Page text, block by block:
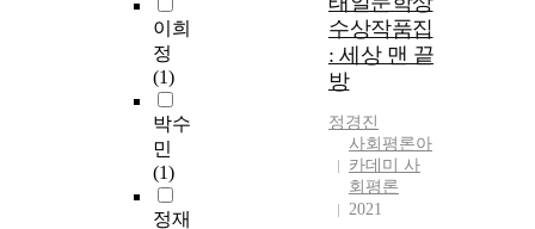
이희
정
(1)
박수
민
(1)
정재
수상작품집
: 세상 맨 끝
방
정경진
사회평론아
카데미 사
회평론
2021